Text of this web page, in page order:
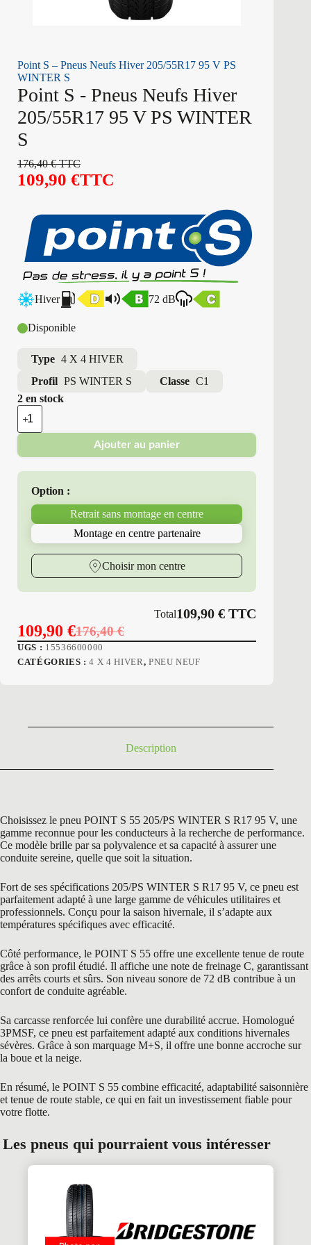
Point S – Pneus Neufs Hiver 205/55R17 95 V PS
WINTER S
Point S - Pneus Neufs Hiver
205/55R17 95 V PS WINTER
S
176,40€TTC
109,90 €TTC
Hiver 72 dB
Disponible
Type 4 X 4 HIVER
Profil PS WINTER S Classe C1
2 en stock
quantité
de
Point
-
Pneus
Hiver
205/55R17
WINTER
Ajouter au panier
Option :
Retrait sans montage en centre
Montage en centre partenaire
Choisir mon centre
Total109,90€ TTC
176,40€
Le
prix
109,90 €
Le
prix
UGS : 15536600000
CATÉGORIES :4 X 4 HIVER, PNEU NEUF
Description
Choisissez le pneu POINT S 55 205/PS WINTER S R17 95 V, une
gamme reconnue pour les conducteurs à la recherche de performance.
Ce modèle brille par sa polyvalence et sa capacité à assurer une
conduite sereine, quelle que soit la situation.
Fort de ses spécifications 205/PS WINTER S R17 95 V, ce pneu est
parfaitement adapté à une large gamme de véhicules utilitaires et
professionnels. Conçu pour la saison hivernale, il s’adapte aux
températures spécifiques avec efficacité.
Côté performance, le POINT S 55 offre une excellente tenue de route
grâce à son profil étudié. Il affiche une note de freinage C, garantissant
des arrêts courts et sûrs. Son niveau sonore de 72 dB contribue à un
confort de conduite agréable.
Sa carcasse renforcée lui confère une durabilité accrue. Homologué
3PMSF, ce pneu est parfaitement adapté aux conditions hivernales
sévères. Grâce à son marquage M+S, il offre une bonne accroche sur
la boue et la neige.
En résumé, le POINT S 55 combine efficacité, adaptabilité saisonnière
et tenue de route stable, ce qui en fait un investissement fiable pour
votre flotte.
Les pneus qui pourraient vous intéresser